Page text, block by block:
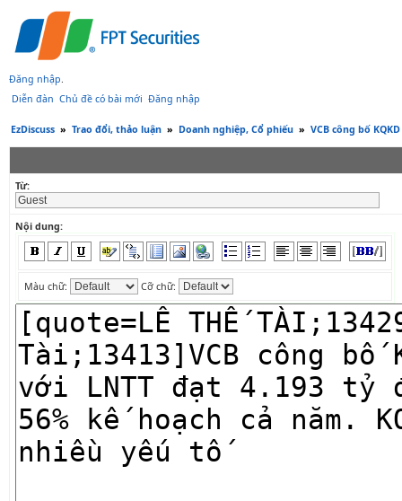
Đăng nhập.
Diễn đàn Chủ đề có bài mới Đăng nhập
EzDiscuss » Trao đổi, thảo luận » Doanh nghiệp, Cổ phiếu » VCB công bố
Từ:
Nội dung:
Màu chữ: Cỡ chữ: